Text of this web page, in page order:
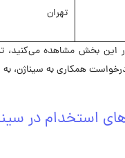
تهران
بخش مشاهده می‌کنید،
همکاری به سیناژن،
استخدام در